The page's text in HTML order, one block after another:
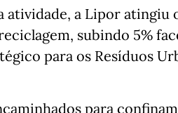
atividade, a Lipor atingiu
subindo 5%
para os Resíduos
para